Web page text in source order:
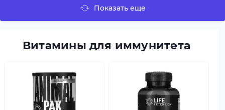
Показать еще
Витамины для иммунитета